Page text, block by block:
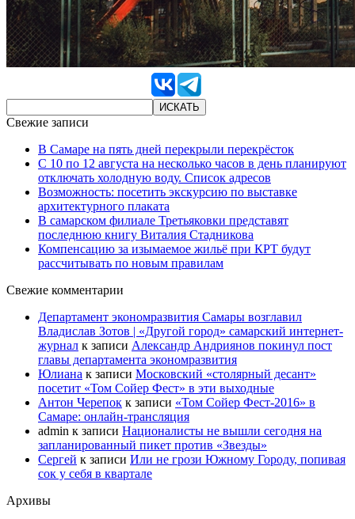
Свежие записи
В Самаре на пять дней перекрыли перекрёсток
С 10 по 12 августа на несколько часов в день планируют
отключать холодную воду. Список адресов
Возможность: посетить экскурсию по выставке
архитектурного плаката
В самарском филиале Третьяковки представят
последнюю книгу Виталия Стадникова
Компенсацию за изымаемое жильё при КРТ будут
рассчитывать по новым правилам
Свежие комментарии
Департамент экономразвития Самары возглавил
Владислав Зотов | «Другой город» самарский интернет-
журнал к записи Александр Андриянов покинул пост
главы департамента экономразвития
Юлиана к записи Московский «столярный десант»
посетит «Том Сойер Фест» в эти выходные
Антон Черепок к записи «Том Сойер Фест-2016» в
Самаре: онлайн-трансляция
admin к записи Националисты не вышли сегодня на
запланированный пикет против «Звезды»
Сергей к записи Или не грози Южному Городу, попивая
сок у себя в квартале
Архивы